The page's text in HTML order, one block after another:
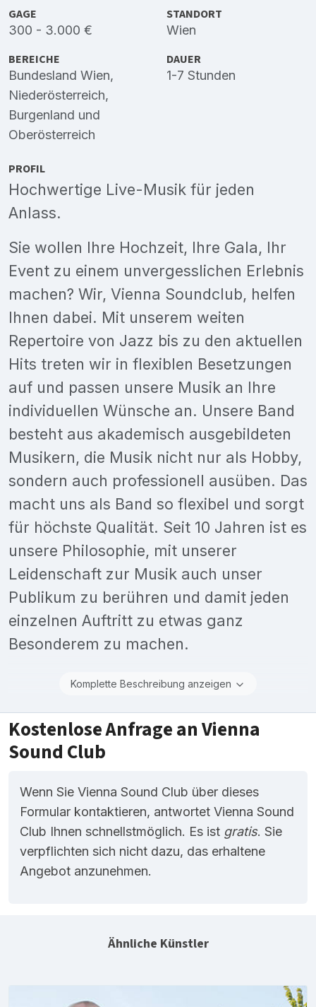
GAGE
300 - 3.000 €
STANDORT
Wien
BEREICHE
Bundesland Wien,
Niederösterreich,
Burgenland und
Oberösterreich
DAUER
1-7 Stunden
PROFIL
Hochwertige Live-Musik für jeden
Anlass.
Sie wollen Ihre Hochzeit, Ihre Gala, Ihr
Event zu einem unvergesslichen Erlebnis
machen? Wir, Vienna Soundclub, helfen
Ihnen dabei. Mit unserem weiten
Repertoire von Jazz bis zu den aktuellen
Hits treten wir in flexiblen Besetzungen
auf und passen unsere Musik an Ihre
individuellen Wünsche an. Unsere Band
besteht aus akademisch ausgebildeten
Musikern, die Musik nicht nur als Hobby,
sondern auch professionell ausüben. Das
macht uns als Band so flexibel und sorgt
für höchste Qualität. Seit 10 Jahren ist es
unsere Philosophie, mit unserer
Leidenschaft zur Musik auch unser
Publikum zu berühren und damit jeden
einzelnen Auftritt zu etwas ganz
Besonderem zu machen.
Komplette Beschreibung anzeigen
Kostenlose Anfrage an Vienna
Sound Club
Wenn Sie Vienna Sound Club über dieses
Formular kontaktieren, antwortet Vienna Sound
Club Ihnen schnellstmöglich. Es ist gratis. Sie
verpflichten sich nicht dazu, das erhaltene
Angebot anzunehmen.
Ähnliche Künstler